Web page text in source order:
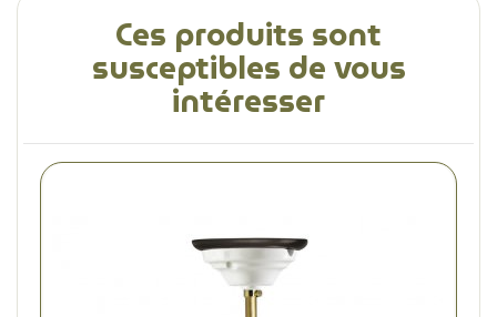
Ces produits sont
susceptibles de vous
intéresser